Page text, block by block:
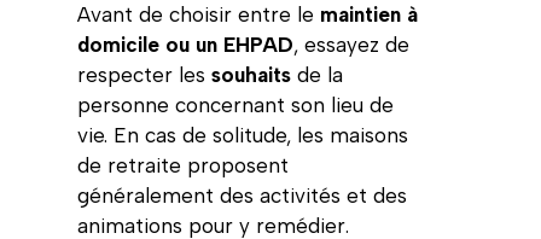
Avant de choisir entre le maintien à
domicile ou un EHPAD, essayez de
respecter les souhaitsde la
personne concernant son lieu de
vie. En cas de solitude, les maisons
de retraite proposent
généralement des activités et des
animations pour y remédier.